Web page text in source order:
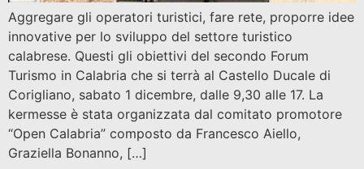
Aggregare gli operatori turistici, fare rete, proporre idee
innovative per lo sviluppo del settore turistico
calabrese. Questi gli obiettivi del secondo Forum
Turismo in Calabria che si terrà al Castello Ducale di
Corigliano, sabato 1 dicembre, dalle 9,30 alle 17. La
kermesse è stata organizzata dal comitato promotore
“Open Calabria” composto da Francesco Aiello,
Graziella Bonanno, […]